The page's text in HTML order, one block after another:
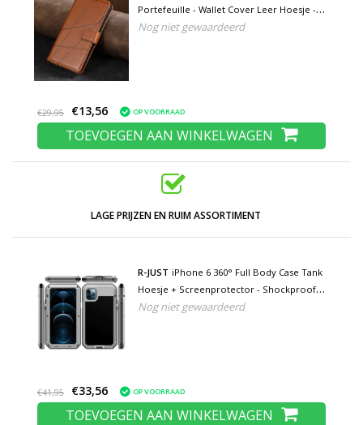
Portefeuille - Wallet Cover Leer Hoesje -
Bruin
Nog niet gewaardeerd
€29,95 €13,56 OP VOORRAAD
TOEVOEGEN AAN WINKELWAGEN
LAGE PRIJZEN EN RUIM ASSORTIMENT
R-JUST iPhone 6 360° Full Body Case Tank
Hoesje + Screenprotector - Shockproof
Cover Metaal Zilver
Nog niet gewaardeerd
€41,95 €33,56 OP VOORRAAD
TOEVOEGEN AAN WINKELWAGEN